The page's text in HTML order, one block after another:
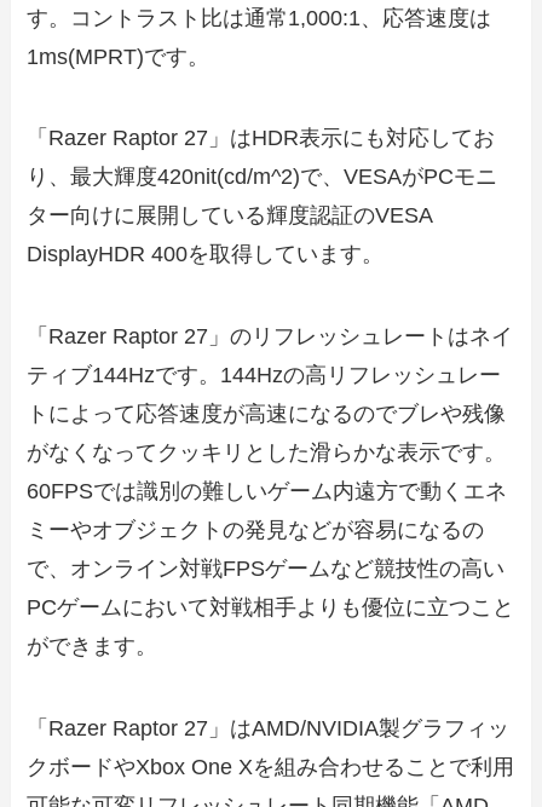
す。コントラスト比は通常1,000:1、応答速度は
1ms(MPRT)です。
「Razer Raptor 27」はHDR表示にも対応してお
り、最大輝度420nit(cd/m^2)で、VESAがPCモニ
ター向けに展開している輝度認証のVESA
DisplayHDR 400を取得しています。
「Razer Raptor 27」のリフレッシュレートはネイ
ティブ144Hzです。144Hzの高リフレッシュレー
トによって応答速度が高速になるのでブレや残像
がなくなってクッキリとした滑らかな表示です。
60FPSでは識別の難しいゲーム内遠方で動くエネ
ミーやオブジェクトの発見などが容易になるの
で、オンライン対戦FPSゲームなど競技性の高い
PCゲームにおいて対戦相手よりも優位に立つこと
ができます。
「Razer Raptor 27」はAMD/NVIDIA製グラフィッ
クボードやXbox One Xを組み合わせることで利用